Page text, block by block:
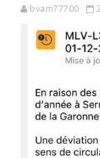
bvam77700